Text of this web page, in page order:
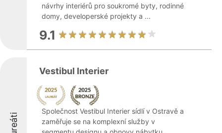
návrhy interiérů pro soukromé byty, rodinné
domy, developerské projekty a ...
9.1
Vestibul Interier
Společnost Vestibul Interier sídlí v Ostravě a
zaměřuje se na komplexní služby v